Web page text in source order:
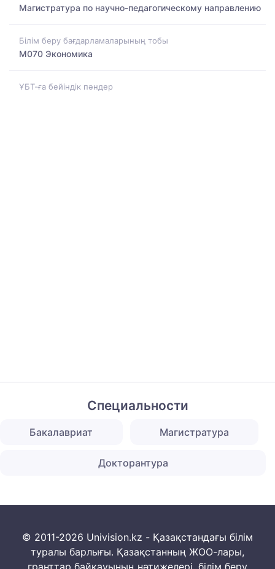
Магистратура по научно-педагогическому направлению
Білім беру бағдарламаларының тобы
M070 Экономика
ҰБТ-ға бейіндік пәндер
Специальности
Бакалавриат Магистратура
Докторантура
© 2011-2026 Univision.kz - Қазақстандағы білім
туралы барлығы. Қазақстанның ЖОО-лары,
гранттар байқауының нәтижелері, білім беру